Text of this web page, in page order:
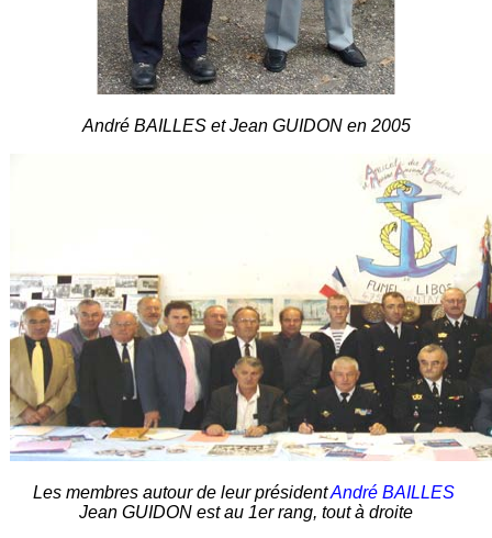
André BAILLES et Jean GUIDON en 2005
Les membres autour de leur présidentAndré BAILLES
Jean GUIDON est au 1er rang, tout à droite